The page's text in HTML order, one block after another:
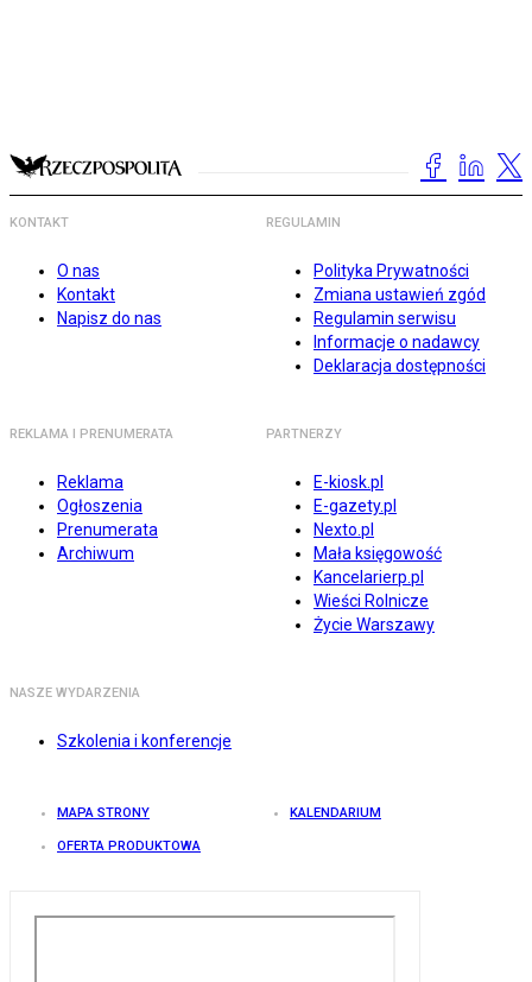
KONTAKT
O nas
Kontakt
Napisz do nas
REGULAMIN
Polityka Prywatności
Zmiana ustawień zgód
Regulamin serwisu
Informacje o nadawcy
Deklaracja dostępności
REKLAMA I PRENUMERATA
Reklama
Ogłoszenia
Prenumerata
Archiwum
PARTNERZY
E-kiosk.pl
E-gazety.pl
Nexto.pl
Mała księgowość
Kancelarierp.pl
Wieści Rolnicze
Życie Warszawy
NASZE WYDARZENIA
Szkolenia i konferencje
MAPA STRONY KALENDARIUM
OFERTA PRODUKTOWA